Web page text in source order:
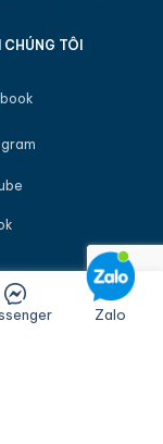
TÔI
về Viva TripZalo